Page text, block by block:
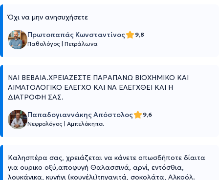
Όχι να μην ανησυχήσετε
Πρωτοπαπάς Κωνσταντίνος
9,8
Παθολόγος Πετράλωνα
ΝΑΙ ΒΕΒΑΙΑ.ΧΡΕΙΑΖΕΣΤΕ ΠΑΡΑΠΑΝΩ ΒΙΟΧΗΜΙΚΟ ΚΑΙ
ΑΙΜΑΤΟΛΟΓΙΚΟ ΕΛΕΓΧΟ ΚΑΙ ΝΑ ΕΛΕΓΧΘΕΙ ΚΑΙ Η
ΔΙΑΤΡΟΦΗ ΣΑΣ.
Παπαδογιαννάκης Απόστολος
9,6
Νεφρολόγος Αμπελόκηποι
Καλησπέρα σας, χρειάζεται να κάνετε οπωσδήποτε δίαιτα
για ουρικο οξύ,αποφυγή Θαλασσινά, αρνί, εντόσθια,
λουκάνικα, κυνήγι (κουνέλι)τηγανιτά, σοκολάτα, Αλκοόλ.